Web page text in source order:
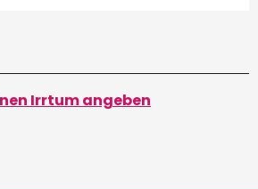
Irrtum angeben